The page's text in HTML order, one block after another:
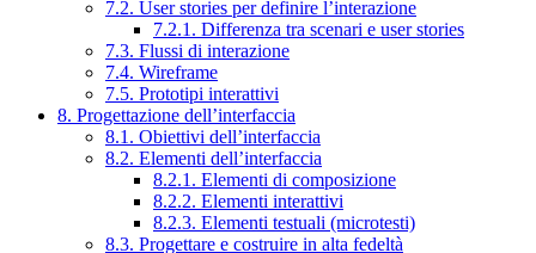
7.2. User stories per definire l’interazione
7.2.1. Differenza tra scenari e user stories
7.3. Flussi di interazione
7.4. Wireframe
7.5. Prototipi interattivi
8. Progettazione dell’interfaccia
8.1. Obiettivi dell’interfaccia
8.2. Elementi dell’interfaccia
8.2.1. Elementi di composizione
8.2.2. Elementi interattivi
8.2.3. Elementi testuali (microtesti)
8.3. Progettare e costruire in alta fedeltà